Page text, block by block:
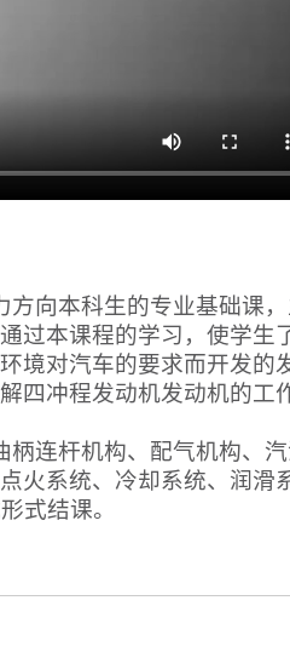
方向本科生的专业基础课
过本课程的学习，使学生
境对汽车的要求而开发的
四冲程发动机发动机的工
连杆机构、配气机构、
火系统、冷却系统、润滑
式结课。